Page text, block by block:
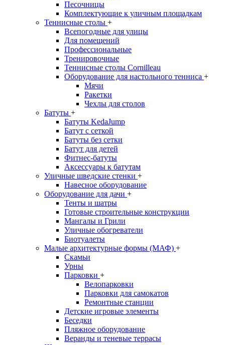
Песочницы
Комплектующие к уличным площадкам
Теннисные столы +
Всепогодные для улицы
Для помещений
Профессиональные
Тренировочные
Теннисные столы Cornilleau
Оборудование для настольного тенниса +
Мячи
Ракетки
Чехлы для столов
Батуты +
Батуты KedaJump
Батут с сеткой
Батуты без сетки
Батут для детей
Фитнес-батуты
Аксессуары к батутам
Уличные шведские стенки +
Навесное оборудование
Оборудование для дачи +
Тенты и шатры
Готовые строительные конструкции
Мангалы и Грили
Уличные обогреватели
Биотуалеты
Малые архитектурные формы (МАФ) +
Скамьи
Урны
Парковки +
Велопарковки
Парковки для самокатов
Ремонтные станции
Детские игровые элементы
Беседки
Пляжное оборудование
Веранды и теневые террасы